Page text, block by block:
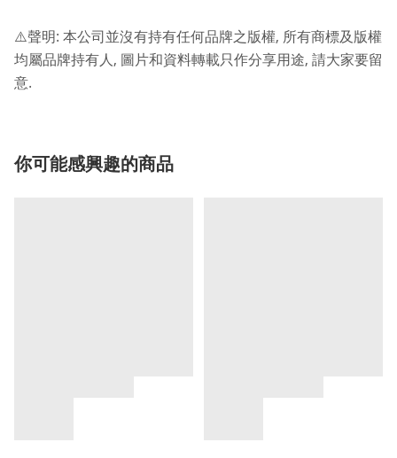
⚠️聲明: 本公司並沒有持有任何品牌之版權, 所有商標及版權
均屬品牌持有人 , 圖片和資料轉載只作分享用途, 請大家要留
意.
你可能感興趣的商品